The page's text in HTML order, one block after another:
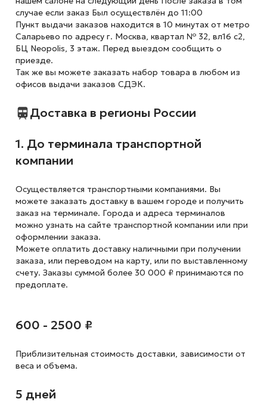
случае если заказ Был осуществлён до 11:00
Пункт выдачи заказов находится в 10 минутах от метро
Саларьево по адресу г. Москва, квартал № 32, вл16 с2,
БЦ Neopolis, 3 этаж. Перед выездом сообщить о
приезде.
Так же вы можете заказать набор товара в любом из
офисов выдачи заказов СДЭК.
Доставка в регионы России
1. До терминала транспортной
компании
Осуществляется транспортными компаниями. Вы
можете заказать доставку в вашем городе и получить
заказ на терминале. Города и адреса терминалов
можно узнать на сайте транспортной компании или при
оформлении заказа.
Можете оплатить доставку наличными при получении
заказа, или переводом на карту, или по выставленному
счету. Заказы суммой более 30 000 ₽ принимаются по
предоплате.
600 - 2500 ₽
Приблизительная стоимость доставки, зависимости от
веса и объема.
5 дней